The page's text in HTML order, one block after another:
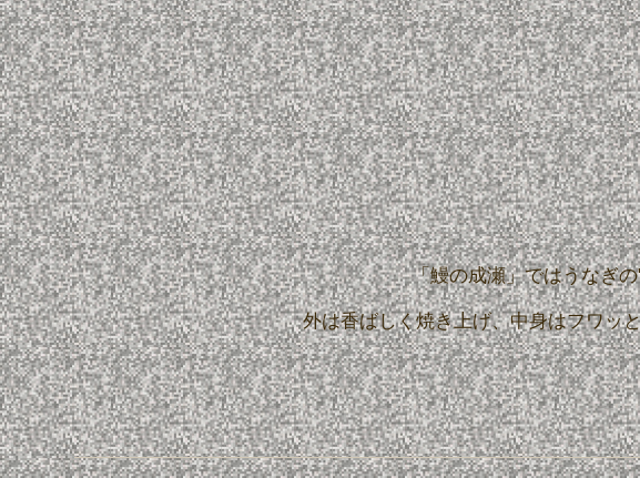
「鰻の成瀬」ではうなぎ
外は香ばしく焼き上げ、中身はフワッ